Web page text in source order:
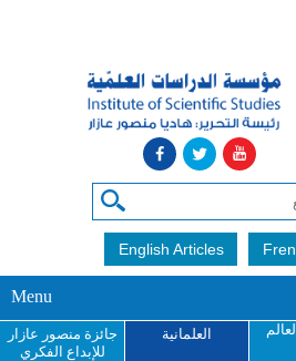
English Articles
Menu
العلمانية
جائزة منصور عازار
للإبداع الفكري